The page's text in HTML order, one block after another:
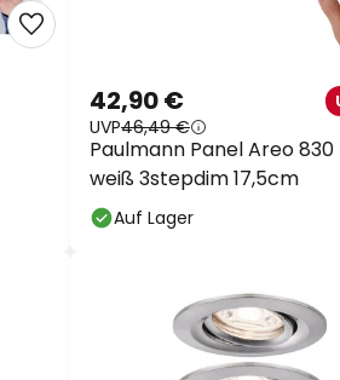
Paulmann Panel Areo
weiß 3stepdim 17,5cm
42,90 €
UVP46,49 €
Auf Lager